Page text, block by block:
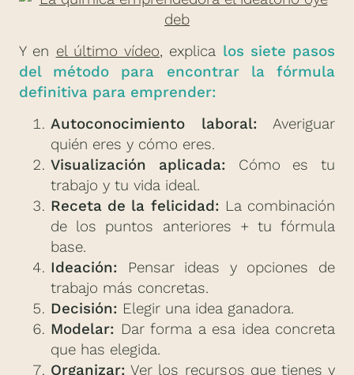
Y en el último vídeo, explica los siete pasos
del método para encontrar la fórmula
definitiva para emprender:
Autoconocimiento laboral: Averiguar
quién eres y cómo eres.
Visualización aplicada: Cómo es tu
trabajo y tu vida ideal.
Receta de la felicidad: La combinación
de los puntos anteriores + tu fórmula
base.
Ideación: Pensar ideas y opciones de
trabajo más concretas.
Decisión: Elegir una idea ganadora.
Modelar: Dar forma a esa idea concreta
que has elegida.
Organizar: Ver los recursos que tienes y